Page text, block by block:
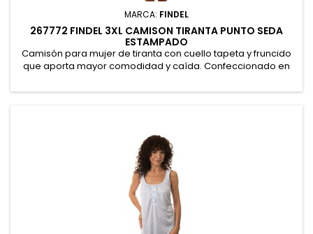
MARCA: FINDEL
267772 FINDEL 3XL CAMISON TIRANTA PUNTO SEDA
ESTAMPADO
Camisón para mujer de tiranta con cuello tapeta y fruncido
que aporta mayor comodidad y caída. Confeccionado en
Se presenta en caja, ideal para regalo. 100% Poliéster